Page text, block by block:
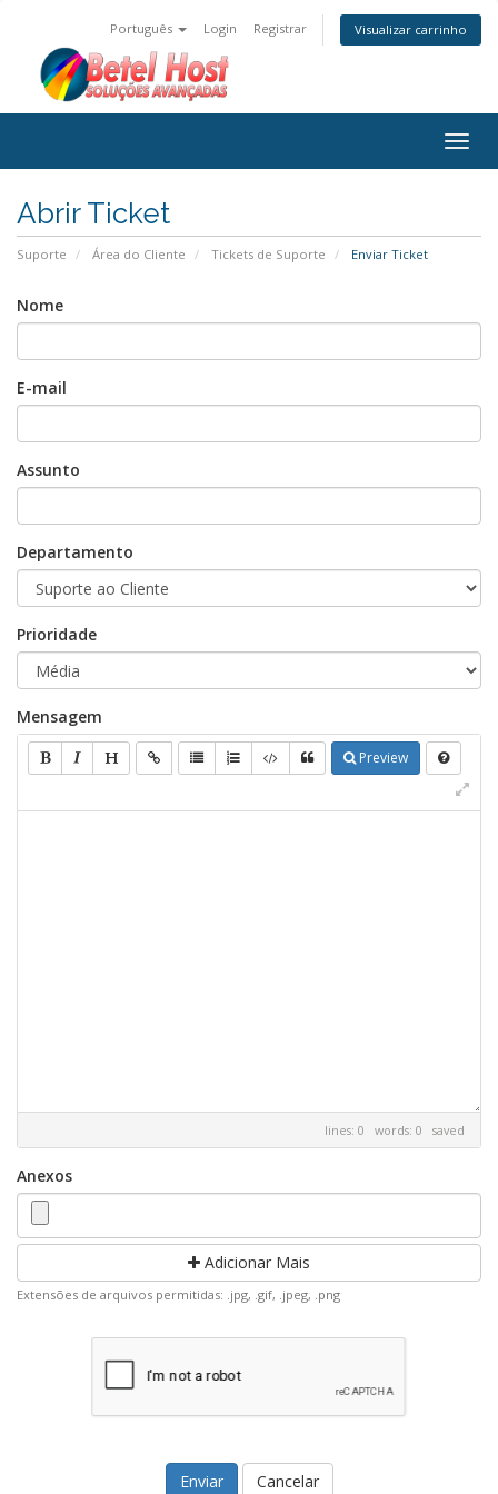
Português Login Registrar Visualizar carrinho
Abrir Ticket
Suporte Área do Cliente Tickets de Suporte Enviar Ticket
Nome
E-mail
Assunto
Departamento
Prioridade
Mensagem
Preview
lines: 0 words: 0 saved
Anexos
Adicionar Mais
Extensões de arquivos permitidas: .jpg, .gif, .jpeg, .png
Cancelar